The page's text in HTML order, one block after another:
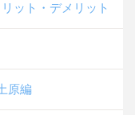
ット・デメリット
原編